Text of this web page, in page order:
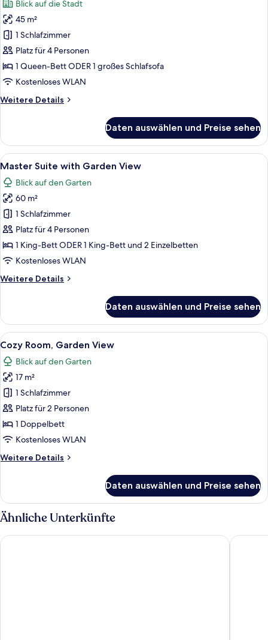
für
Junior
Suite
anzeigen
Blick auf die Stadt
45 m²
1 Schlafzimmer
Platz für 4 Personen
1 Queen-Bett ODER 1 großes Schlafsofa
Kostenloses WLAN
Weitere Details
Weitere
Suite
Daten auswählen und Preise sehen
Alle
Fotos
für
Master
Suite
with
Garden
View
Ein Hotelzimmer mit einem großen
8
Master Suite with Garden View
Blick auf den Garten
60 m²
1 Schlafzimmer
Platz für 4 Personen
1 King-Bett ODER 1 King-Bett und 2 Einzelbetten
Kostenloses WLAN
Weitere Details
Weitere
Suite
with
Garden
View
Daten auswählen und Preise sehen
Alle
Fotos
für
Cozy
Room,
Garden
View
anzeigen
Ein Hotelzimmer mit Bett,
5
Cozy Room, Garden View
Blick auf den Garten
17 m²
1 Schlafzimmer
Platz für 2 Personen
1 Doppelbett
Kostenloses WLAN
Weitere Details
Weitere
Room,
Garden
View
Daten auswählen und Preise sehen
Ähnliche Unterkünfte
Hotel Vincci Ponte de Ferro Hilton